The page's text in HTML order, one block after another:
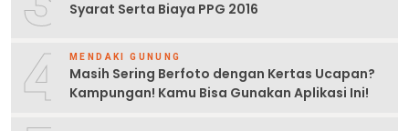
Syarat Serta Biaya PPG 2016
4 MENDAKI GUNUNG
Masih Sering Berfoto dengan Kertas Ucapan?
Kampungan! Kamu Bisa Gunakan Aplikasi Ini!